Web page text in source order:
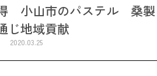
小山市のパステル 桑製
じ地域貢献
2020.03.25